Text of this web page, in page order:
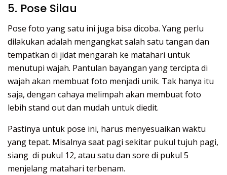
5. Pose Silau
Pose foto yang satu ini juga bisa dicoba. Yang perlu
dilakukan adalah mengangkat salah satu tangan dan
tempatkan di jidat mengarah ke matahari untuk
menutupi wajah. Pantulan bayangan yang tercipta di
wajah akan membuat foto menjadi unik. Tak hanya itu
saja, dengan cahaya melimpah akan membuat foto
lebih stand out dan mudah untuk diedit.
Pastinya untuk pose ini, harus menyesuaikan waktu
yang tepat. Misalnya saat pagi sekitar pukul tujuh pagi,
siang di pukul 12, atau satu dan sore di pukul 5
menjelang matahari terbenam.